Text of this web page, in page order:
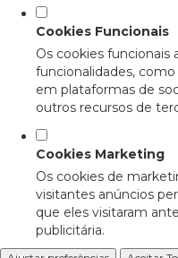
Cookies Funcionais
Os cookies funcionais
funcionalidades,
em plataformas de
outros recursos de
Cookies Marketing
Os cookies de
visitantes anúncios
que eles visitaram
publicitária.